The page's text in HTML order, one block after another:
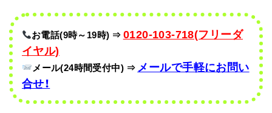
お電話(9時～19時) ⇒0120-103-718(フリーダ
イヤル)
メール(24時間受付中) ⇒メールで手軽にお問い
合せ！